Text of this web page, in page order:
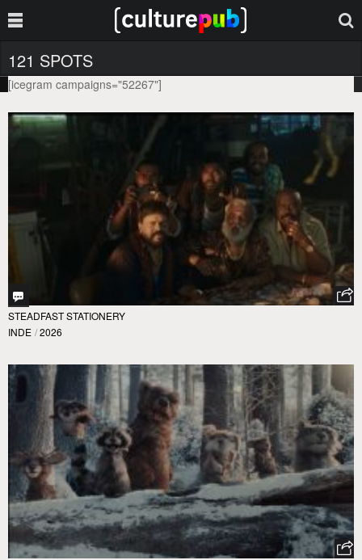
121 SPOTS
[icegram campaigns="52267"]
STEADFAST STATIONERY
INDE / 2026